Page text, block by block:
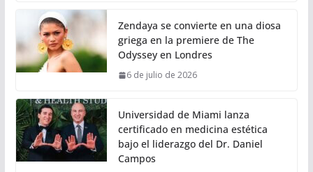
Zendaya se convierte en una diosa
griega en la premiere de The
Odyssey en Londres
6 de julio de 2026
Universidad de Miami lanza
certificado en medicina estética
bajo el liderazgo del Dr. Daniel
Campos